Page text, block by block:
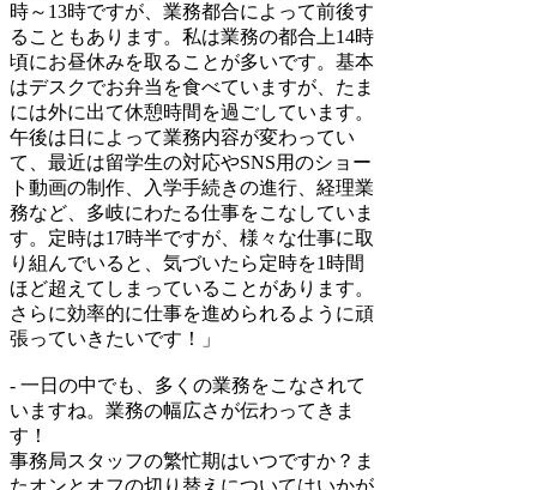
時～13時ですが、業務都合によって前後す
ることもあります。私は業務の都合上14時
頃にお昼休みを取ることが多いです。基本
はデスクでお弁当を食べていますが、たま
には外に出て休憩時間を過ごしています。
午後は日によって業務内容が変わってい
て、最近は留学生の対応やSNS用のショー
ト動画の制作、入学手続きの進行、経理業
務など、多岐にわたる仕事をこなしていま
す。定時は17時半ですが、様々な仕事に取
り組んでいると、気づいたら定時を1時間
ほど超えてしまっていることがあります。
さらに効率的に仕事を進められるように頑
張っていきたいです！」
- 一日の中でも、多くの業務をこなされて
いますね。業務の幅広さが伝わってきま
す！
事務局スタッフの繁忙期はいつですか？ま
たオンとオフの切り替えについてはいかが